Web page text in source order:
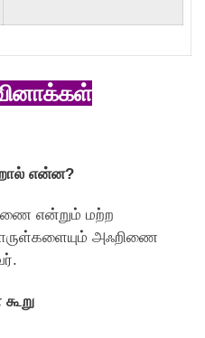
என்ன?
என்றும் மற்ற
அஃறிணை